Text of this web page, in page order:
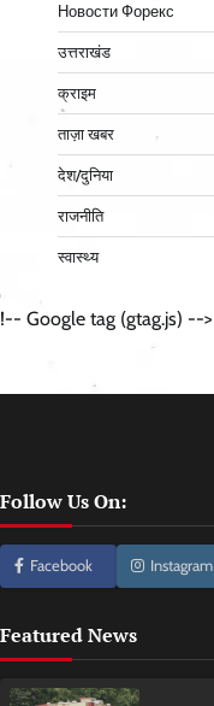
Новости Форекс
उत्तराखंड
क्राइम
ताज़ा खबर
देश/दुनिया
राजनीति
स्वास्थ्य
!-- Google tag (gtag.js) -->
Follow Us On:
Facebook Instagram
Featured News